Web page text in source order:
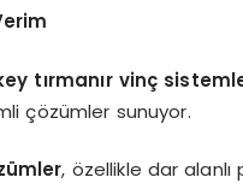
tırmanır vinç
çözümler sunuyor.
, özellikle dar